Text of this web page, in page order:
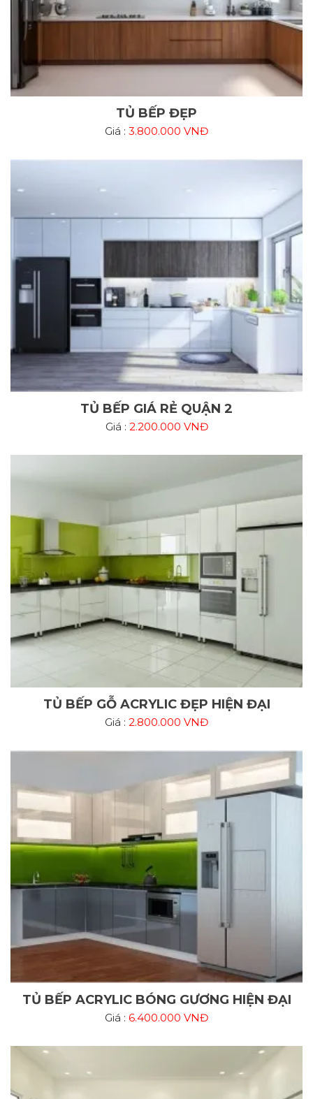
TỦ BẾP ĐẸP
Giá : 3.800.000 VNĐ
TỦ BẾP GIÁ RẺ QUẬN 2
Giá : 2.200.000 VNĐ
TỦ BẾP GỖ ACRYLIC ĐẸP HIỆN ĐẠI
Giá : 2.800.000 VNĐ
TỦ BẾP ACRYLIC BÓNG GƯƠNG HIỆN ĐẠI
Giá : 6.400.000 VNĐ